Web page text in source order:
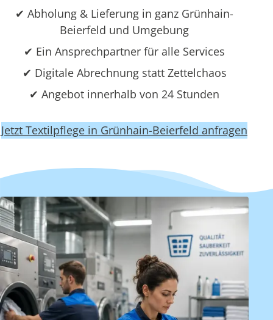
✔ Abholung & Lieferung in ganz Grünhain-
Beierfeld und Umgebung
✔ Ein Ansprechpartner für alle Services
✔ Digitale Abrechnung statt Zettelchaos
✔ Angebot innerhalb von 24 Stunden
Jetzt Textilpflege in Grünhain-Beierfeld anfragen